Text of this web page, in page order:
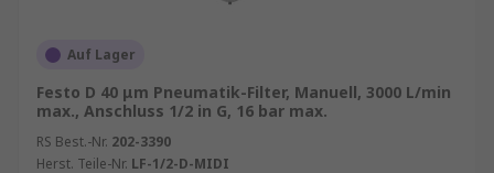
Auf Lager
Festo D 40 μm Pneumatik-Filter, Manuell, 3000 L/min
max., Anschluss 1/2 in G, 16 bar max.
RS Best.-Nr. 202-3390
Herst. Teile-Nr. LF-1/2-D-MIDI